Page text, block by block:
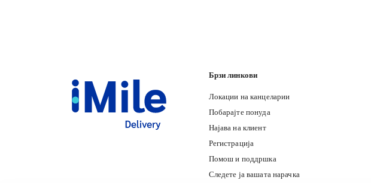
Брзи линкови
Локации на канцеларии
Побарајте понуда
Најава на клиент
Регистрација
Помош и поддршка
Следете ја вашата нарачка